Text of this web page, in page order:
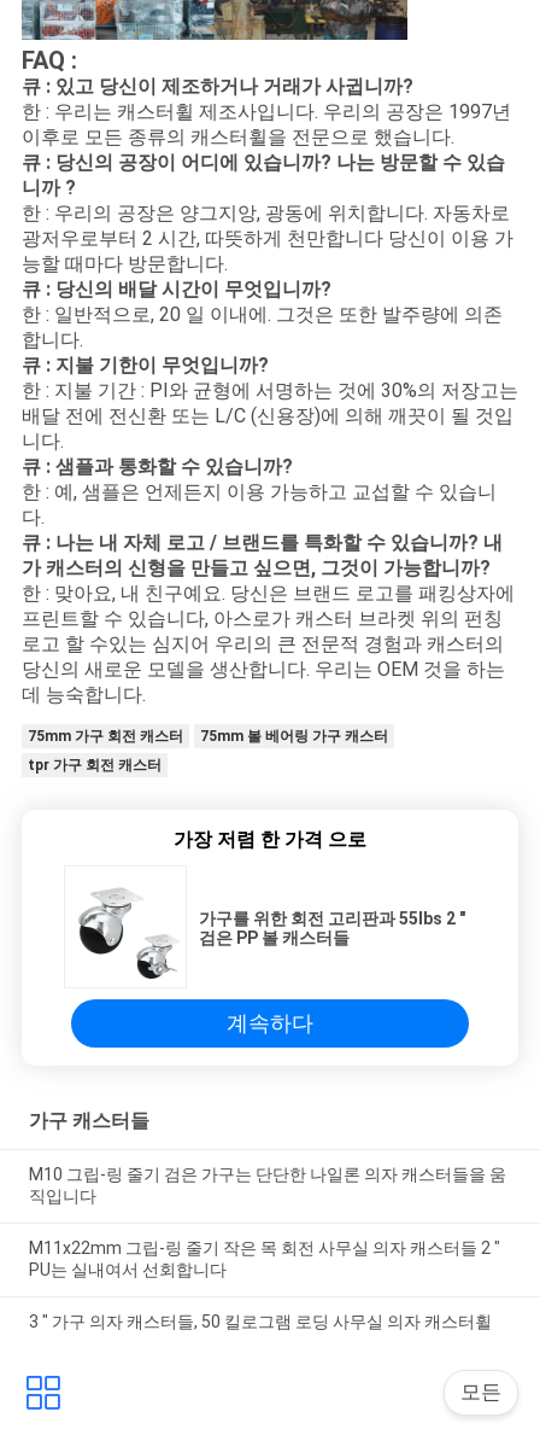
FAQ :
큐 : 있고 당신이 제조하거나 거래가 사귑니까?
한 : 우리는 캐스터휠 제조사입니다. 우리의 공장은 1997년
이후로 모든 종류의 캐스터휠을 전문으로 했습니다.
큐 : 당신의 공장이 어디에 있습니까? 나는 방문할 수 있습
니까 ?
한 : 우리의 공장은 양그지앙, 광동에 위치합니다. 자동차로
광저우로부터 2 시간, 따뜻하게 천만합니다 당신이 이용 가
능할 때마다 방문합니다.
큐 : 당신의 배달 시간이 무엇입니까?
한 : 일반적으로, 20 일 이내에. 그것은 또한 발주량에 의존
합니다.
큐 : 지불 기한이 무엇입니까?
한 : 지불 기간 : PI와 균형에 서명하는 것에 30%의 저장고는
배달 전에 전신환 또는 L/C (신용장)에 의해 깨끗이 될 것입
니다.
큐 : 샘플과 통화할 수 있습니까?
한 : 예, 샘플은 언제든지 이용 가능하고 교섭할 수 있습니
다.
큐 : 나는 내 자체 로고 / 브랜드를 특화할 수 있습니까? 내
가 캐스터의 신형을 만들고 싶으면, 그것이 가능합니까?
한 : 맞아요, 내 친구예요. 당신은 브랜드 로고를 패킹상자에
프린트할 수 있습니다, 아스로가 캐스터 브라켓 위의 펀칭
로고 할 수있는 심지어 우리의 큰 전문적 경험과 캐스터의
당신의 새로운 모델을 생산합니다. 우리는 OEM 것을 하는
데 능숙합니다.
75mm 가구 회전 캐스터
75mm 볼 베어링 가구 캐스터
tpr 가구 회전 캐스터
가장 저렴 한 가격 으로
가구를 위한 회전 고리판과 55lbs 2 "
검은 PP 볼 캐스터들
계속하다
가구 캐스터들
M10 그립-링 줄기 검은 가구는 단단한 나일론 의자 캐스터들을 움
직입니다
M11x22mm 그립-링 줄기 작은 목 회전 사무실 의자 캐스터들 2 "
PU는 실내여서 선회합니다
3 " 가구 의자 캐스터들, 50 킬로그램 로딩 사무실 의자 캐스터휠
모든